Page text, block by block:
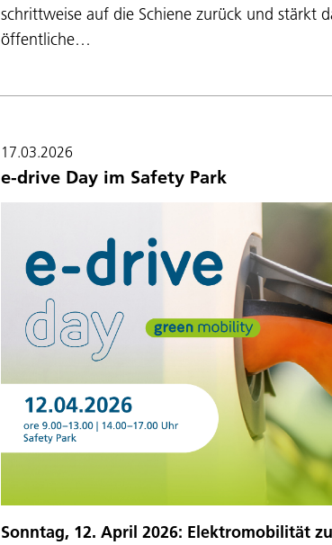
schrittweise auf die Schiene zurück und stärkt
öffentliche…
17.03.2026
e-drive Day im Safety Park
Sonntag, 12. April 2026: Elektromobilität